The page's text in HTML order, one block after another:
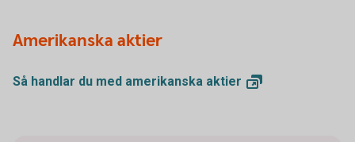
Amerikanska aktier
Så handlar du med amerikanska aktier